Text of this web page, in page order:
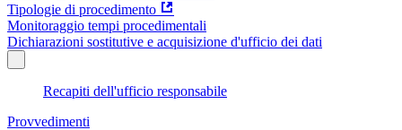
Tipologie di procedimento
Monitoraggio tempi procedimentali
Dichiarazioni sostitutive e acquisizione d'ufficio dei dati
Recapiti dell'ufficio responsabile
Provvedimenti